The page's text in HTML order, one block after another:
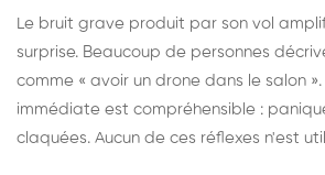
Le bruit grave produit par son vol
surprise. Beaucoup de personnes
comme « avoir un drone dans le salon
immédiate est compréhensible :
claquées. Aucun de ces réflexes n'est